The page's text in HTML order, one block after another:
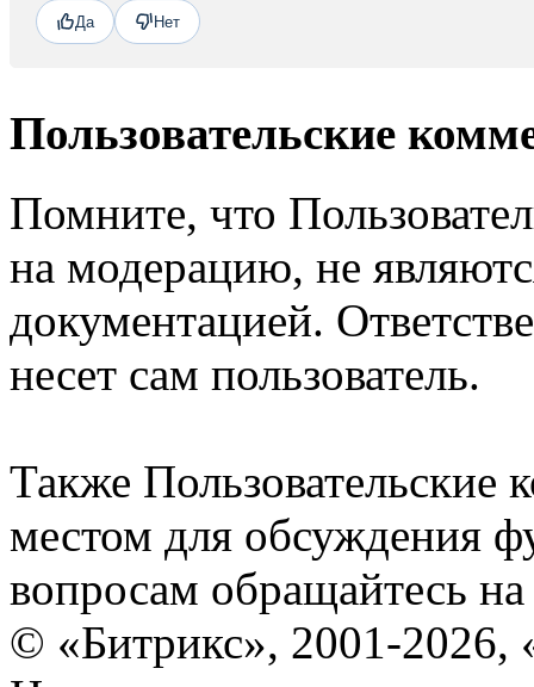
Да Нет
Пользовательские
Помните, что
на модерацию, не
документацией.
несет сам пользователь.
Также Пользовательские
местом для обсуждения
вопросам обращайтесь
© «Битрикс», 2001-2026,